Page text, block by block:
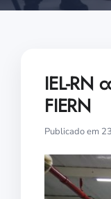
IEL-RN
FIERN
Publicado em